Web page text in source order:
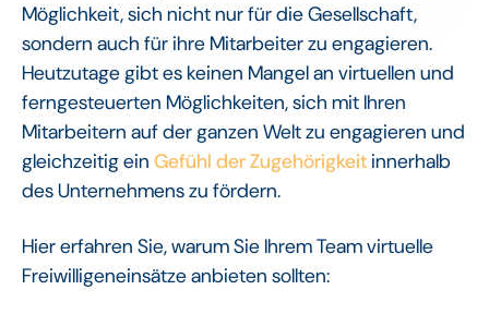
Möglichkeit, sich nicht nur für die Gesellschaft,
sondern auch für ihre Mitarbeiter zu engagieren.
Heutzutage gibt es keinen Mangel an virtuellen und
ferngesteuerten Möglichkeiten, sich mit Ihren
Mitarbeitern auf der ganzen Welt zu engagieren und
gleichzeitig ein Gefühl der Zugehörigkeit innerhalb
des Unternehmens zu fördern.
Hier erfahren Sie, warum Sie Ihrem Team virtuelle
Freiwilligeneinsätze anbieten sollten: